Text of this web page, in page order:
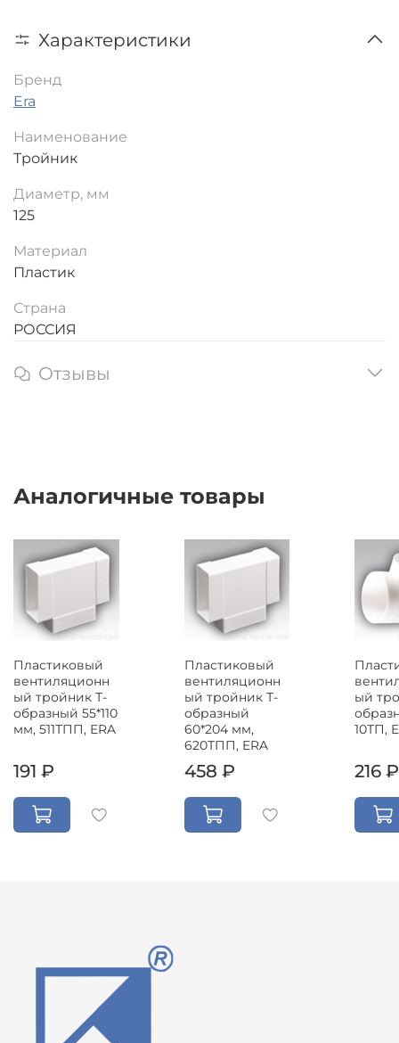
Характеристики
Бренд
Era
Наименование
Тройник
Диаметр, мм
125
Материал
Пластик
Страна
РОССИЯ
Отзывы
Аналогичные товары
Пластиковый
вентиляционн
ый тройник Т-
образный 55*110
мм, 511ТПП, ERA
191 ₽
Пластиковый
вентиляционн
ый тройник Т-
образный
60*204 мм,
620ТПП, ERA
458 ₽
ый
10ТП,
216 ₽